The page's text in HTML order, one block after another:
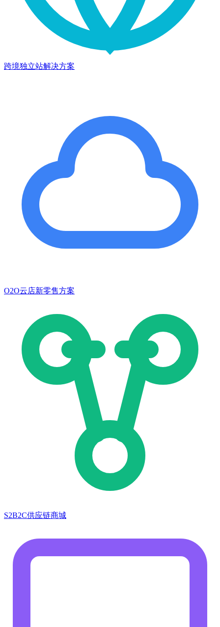
跨境独立站解决方案
O2O云店新零售方案
S2B2C供应链商城